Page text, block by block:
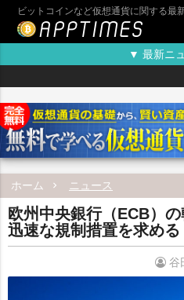
ビットコインなど仮想通貨に関する最
▼ 最新ニ
ホーム ニュース
欧州中央銀行（ECB）
迅速な規制措置を求める
谷